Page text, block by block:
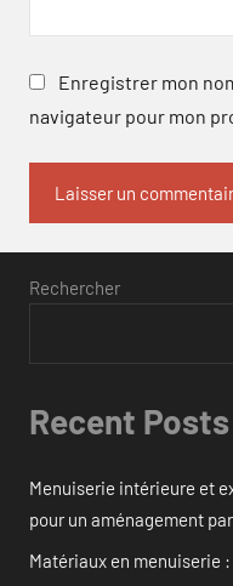
Enregistrer mon
navigateur pour mon
Rechercher
Recent Posts
Menuiserie intérieure et
pour un aménagement
Matériaux en menuiserie :